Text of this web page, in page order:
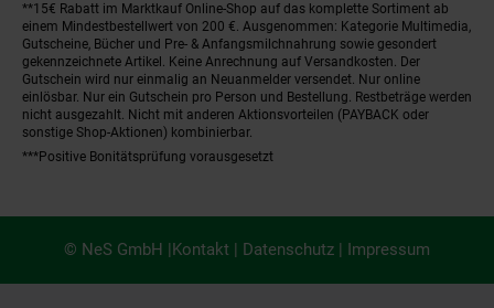
**15€ Rabatt im Marktkauf Online-Shop auf das komplette Sortiment ab
einem Mindestbestellwert von 200 €. Ausgenommen: Kategorie Multimedia,
Gutscheine, Bücher und Pre- & Anfangsmilchnahrung sowie gesondert
gekennzeichnete Artikel. Keine Anrechnung auf Versandkosten. Der
Gutschein wird nur einmalig an Neuanmelder versendet. Nur online
einlösbar. Nur ein Gutschein pro Person und Bestellung. Restbeträge werden
nicht ausgezahlt. Nicht mit anderen Aktionsvorteilen (PAYBACK oder
sonstige Shop-Aktionen) kombinierbar.
***Positive Bonitätsprüfung vorausgesetzt
© NeS GmbH |Kontakt | Datenschutz | Impressum